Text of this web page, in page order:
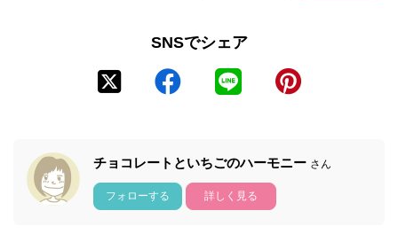
SNSでシェア
チョコレートといちごのハーモニー さん
フォローする 詳しく見る